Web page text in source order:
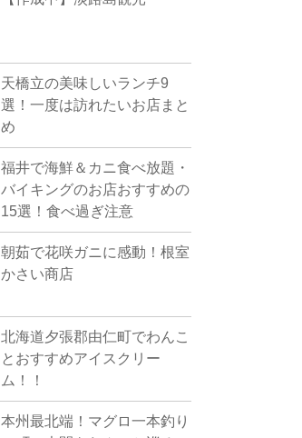
天橋立の美味しいランチ9
選！一度は訪れたいお店まと
め
福井で海鮮＆カニ食べ放題・
バイキングのお店おすすめの
15選！食べ過ぎ注意
朝茹で花咲ガニに感動！根室
かさい商店
北海道夕張郡由仁町でわんこ
とおすすめアイスクリー
ム！！
本州最北端！マグロ一本釣り